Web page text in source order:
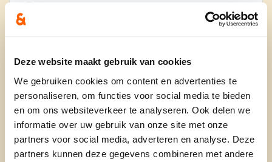
Deze website maakt gebruik van cookies
We gebruiken cookies om content en advertenties te
personaliseren, om functies voor social media te bieden
en om ons websiteverkeer te analyseren. Ook delen we
informatie over uw gebruik van onze site met onze
partners voor social media, adverteren en analyse. Deze
partners kunnen deze gegevens combineren met andere
Ontdek
waarom cd&v